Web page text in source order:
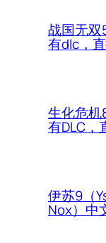
战国无双
有dlc，
生化危机
有DLC，
伊苏9（
Nox）中